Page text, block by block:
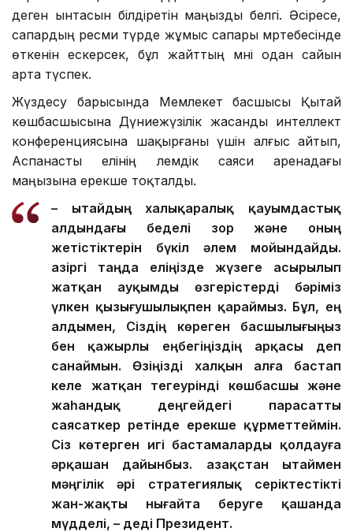
деген ынтасын білдіретін маңызды белгі. Әсіресе,
сапардың ресми түрде жұмыс сапары мәртебесінде
өткенін ескерсек, бұл жайттың мәні одан сайын
арта түспек.
Жүздесу барысында Мемлекет басшысы Қытай
көшбасшысына Дүниежүзілік жасанды интеллект
конференциясына шақырғаны үшін алғыс айтып,
Аспанасты елінің әлемдік саяси аренадағы
маңызына ерекше тоқталды.
– Қытайдың халықаралық қауымдастық
алдындағы беделі зор және оның
жетістіктерін бүкіл әлем мойындайды.
Қазіргі таңда еліңізде жүзеге асырылып
жатқан ауқымды өзгерістерді бәріміз
үлкен қызығушылықпен қараймыз. Бұл, ең
алдымен, Сіздің көреген басшылығыңыз
бен қажырлы еңбегіңіздің арқасы деп
санаймын. Өзіңізді халқын алға бастап
келе жатқан тегеурінді көшбасшы және
жаһандық деңгейдегі парасатты
саясаткер ретінде ерекше құрметтеймін.
Сіз көтерген игі бастамаларды қолдауға
әрқашан дайынбыз. Қазақстан Қытаймен
мәңгілік әрі стратегиялық серіктестікті
жан-жақты нығайта беруге қашанда
мүдделі, – деді Президент.